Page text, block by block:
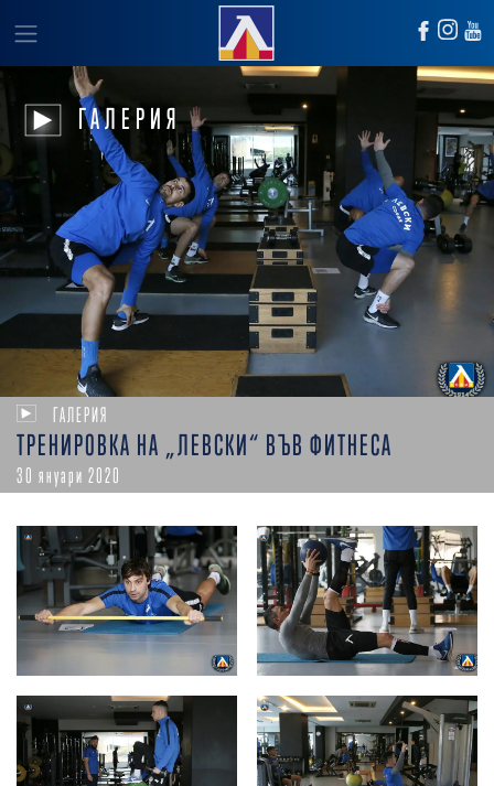
ГАЛЕРИЯ
ГАЛЕРИЯ
ТРЕНИРОВКА НА „ЛЕВСКИ“ ВЪВ ФИТНЕСА
30 януари 2020